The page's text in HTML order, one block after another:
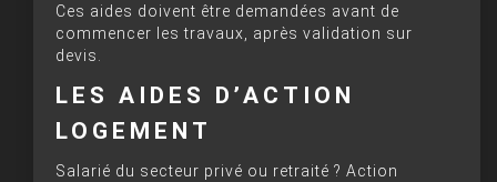
Ces aides doivent être demandées avant de
commencer les travaux, après validation sur
devis.
LES AIDES D’ACTION
LOGEMENT
Salarié du secteur privé ou retraité ? Action